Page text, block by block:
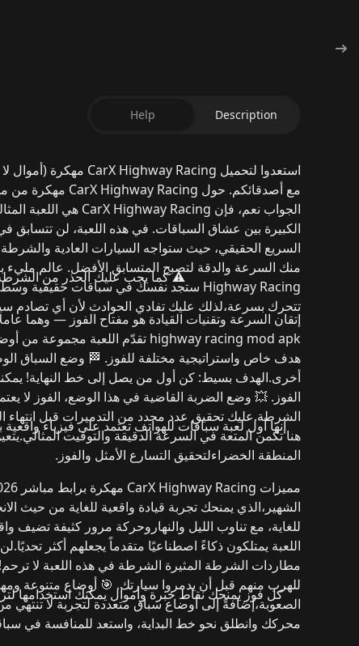
Description
Help
استعدوا لتحميل CarX Highway Racing مهكرة (أموال لا نهائية)
مع أصدقائكم. حول CarX Highway Racing مهكرة من ميديا فاير
الجواب نعم، فإن CarX Highway Racing هي اللعبة
الكبيرة بين عشاق السباقات. في هذه اللعبة، لن
السريع الحقيقي، حيث ستواجه السيارات العادية والشرطة
منك السرعة والدقة لتصبح المتسابق الأفضل. عالم مليء
Highway Racing ستجد نفسك في سباقات حقيقية
تتحرك بسرعة،لذلك عليك تفادي الحوادث لأن أي تصادم
⚠️ كما يجب عليك الحذر من
إتقان السرعة وتقنيات القيادة هو مفتاح الفوز — وهما
highway racing mod apk تقدّم اللعبة مجموعة من
هدف خاص واستراتيجية مختلفة للفوز. 🏁 وضع السباق
أخرى.الهدف بسيط: كن أول من يصل إلى خط النهاية!
الفوز. 💥 وضع الضربة القاضية في هذا الوضع، الفوز لا
الشرطة.عليك تحقيق عدد محدد من التدميرات قبل انتهاء
هنا تكمن المتعة فيالسرعة الدقيقة والتوقيت المثالي.
المنطقة الخضراءلتحقيق التسارع الأمثل والفوز.
إنها أول لعبة سباقات للهواتف تعتمد علىفيزياء واقعية
مميزات CarX Highway Racing مهكرة برابط مباشر 2026
الشهير ،الذي يمنحك تجربة قيادة واقعية للغاية من حيث
للغاية، مع تناوب الليل والنهار وحركة مرور كثيفة تضيف
اللعبة يمتلكون ذكاءً اصطناعيًا متقدماًيجعلهم أكثر تحديًا.
مطاردات الشرطة المثيرة الشرطة في هذه اللعبة لا ترحم!
للهرب منهم قبل أن يدمروا سيارتك. 🎯 أوضاع متنوعة
الصعوبة،إضافةً إلىأوضاع سباق متعددةلتجربة لا تنتهي
محركك وانطلق نحو خط البداية، واستعد للمنافسة في
كل فوز يمنحكنقاط خبرة وأمواليمكنك استخدامها